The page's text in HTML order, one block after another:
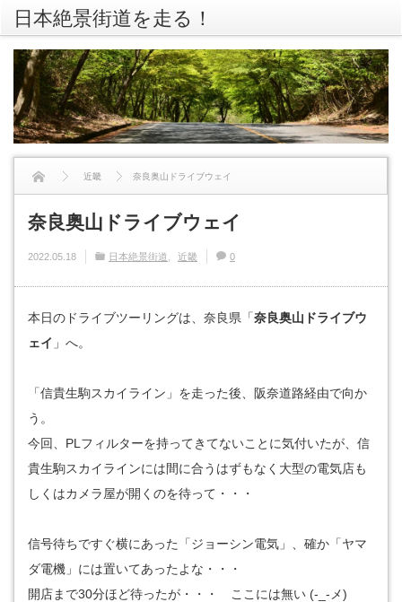
日本絶景街道を走る！
近畿 奈良奥山ドライブウェイ
奈良奥山ドライブウェイ
2022.05.18 日本絶景街道 近畿 0
本日のドライブツーリングは、奈良県「奈良奥山ドライブウ
ェイ 」へ。
「信貴生駒スカイライン」を走った後、阪奈道路経由で向か
う。
今回、PLフィルターを持ってきてないことに気付いたが、信
貴生駒スカイラインには間に合うはずもなく大型の電気店も
しくはカメラ屋が開くのを待って・・・
信号待ちですぐ横にあった「ジョーシン電気」、確か「ヤマ
ダ電機」には置いてあったよな・・・
開店まで30分ほど待ったが・・・ ここには無い (-_-メ)